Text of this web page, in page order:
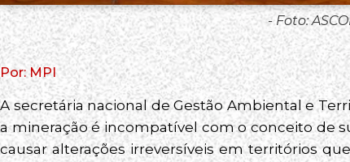
- Foto:
Por: MPI
A secretária nacional de Gestão Ambiental e
a mineração é incompatível com o conceito de
causar alterações irreversíveis em territórios